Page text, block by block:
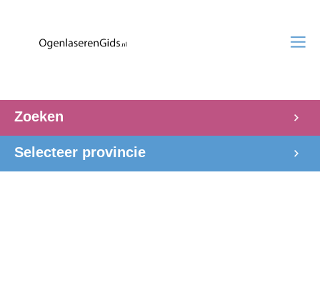
Zoeken
Selecteer provincie